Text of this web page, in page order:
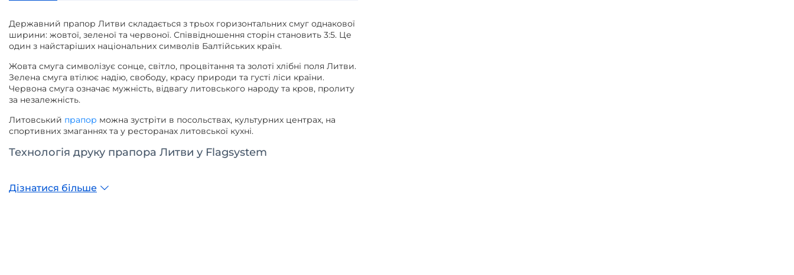
Державний прапор Литви складається з трьох горизонтальних смуг однакової
ширини: жовтої, зеленої та червоної. Співвідношення сторін становить 3:5. Це
один з найстаріших національних символів Балтійських країн.
Жовта смуга символізує сонце, світло, процвітання та золоті хлібні поля Литви.
Зелена смуга втілює надію, свободу, красу природи та густі ліси країни.
Червона смуга означає мужність, відвагу литовського народу та кров, пролиту
за незалежність.
Литовський прапор можна зустріти в посольствах, культурних центрах, на
спортивних змаганнях та у ресторанах литовської кухні.
Технологія друку прапора Литви у Flagsystem
Дізнатися більше